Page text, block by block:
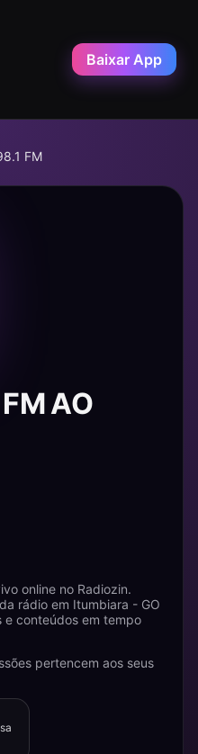
Baixar App
FM
AO
online no Radiozin.
rádio em Itumbiara - GO
e conteúdos em tempo
pertencem aos seus